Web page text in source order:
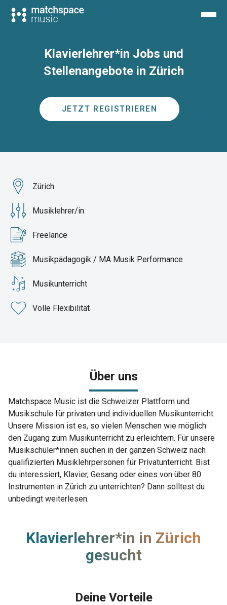
Klavierlehrer*in Jobs und
Stellenangebote in Zürich
JETZT REGISTRIEREN
Zürich
Musiklehrer/in
Freelance
Musikpädagogik / MA Musik Performance
Musikunterricht
Volle Flexibilität
Über uns
Matchspace Music ist die Schweizer Plattform und
Musikschule für privaten und individuellen Musikunterricht.
Unsere Mission ist es, so vielen Menschen wie möglich
den Zugang zum Musikunterricht zu erleichtern. Für unsere
Musikschüler*innen suchen in der ganzen Schweiz nach
qualifizierten Musiklehrpersonen für Privatunterricht. Bist
du interessiert, Klavier, Gesang oder eines von über 80
Instrumenten in Zürich zu unterrichten? Dann solltest du
unbedingt weiterlesen.
Klavierlehrer*in in Zürich
gesucht
Deine Vorteile